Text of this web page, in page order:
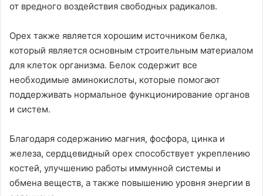
от вредного воздействия свободных радикалов.
Орех также является хорошим источником белка,
который является основным строительным материалом
для клеток организма. Белок содержит все
необходимые аминокислоты, которые помогают
поддерживать нормальное функционирование органов
и систем.
Благодаря содержанию магния, фосфора, цинка и
железа, сердцевидный орех способствует укреплению
костей, улучшению работы иммунной системы и
обмена веществ, а также повышению уровня энергии в